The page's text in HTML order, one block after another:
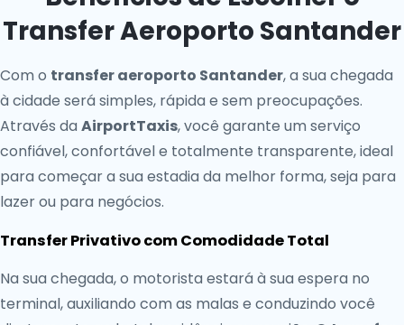
Transfer Aeroporto Santander
Com o transfer aeroporto Santander, a sua chegada
à cidade será simples, rápida e sem preocupações.
Através da AirportTaxis, você garante um serviço
confiável, confortável e totalmente transparente, ideal
para começar a sua estadia da melhor forma, seja para
lazer ou para negócios.
Transfer Privativo com Comodidade Total
Na sua chegada, o motorista estará à sua espera no
terminal, auxiliando com as malas e conduzindo você